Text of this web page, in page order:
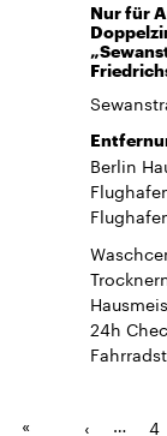
Nur für
Berlin
24h
« ‹ … 4